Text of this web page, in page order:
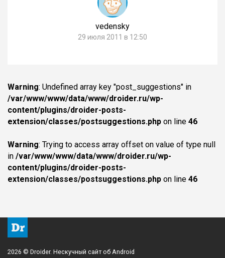
vedensky
29 июля 2011 в 12:50
Warning: Undefined array key "post_suggestions" in
/var/www/www/data/www/droider.ru/wp-
content/plugins/droider-posts-
extension/classes/postsuggestions.php on line 46
Warning: Trying to access array offset on value of type null
in /var/www/www/data/www/droider.ru/wp-
content/plugins/droider-posts-
extension/classes/postsuggestions.php on line 46
2026 © Droider. Нескучный сайт об Android